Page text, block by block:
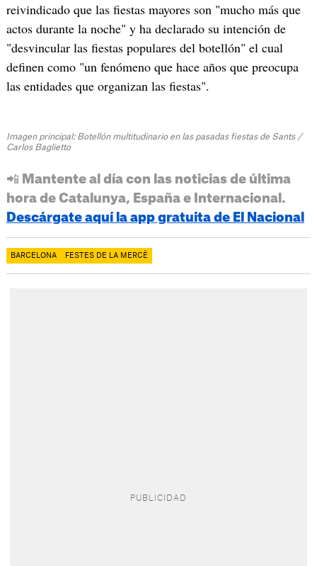
reivindicado que las fiestas mayores son "mucho más que
actos durante la noche" y ha declarado su intención de
"desvincular las fiestas populares del botellón" el cual
definen como "un fenómeno que hace años que preocupa
las entidades que organizan las fiestas".
Imagen principal: Botellón multitudinario en las pasadas fiestas de Sants /
Carlos Baglietto
📲 Mantente al día con las noticias de última
hora de Catalunya, España e Internacional.
Descárgate aquí la app gratuita de El Nacional
BARCELONA FESTES DE LA MERCÈ